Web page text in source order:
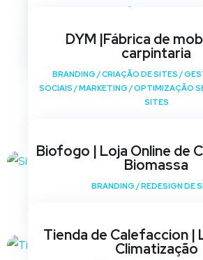
SITES
DYM |Fábrica de
carpintaria
BRANDING /CRIAÇÃO DE SITES /
SOCIAIS /MARKETING /OPTIMIZAÇÃO
SITES
Biofogo | Loja Online de
Biomassa
BRANDING /REDESIGN DE
Tienda de Calefaccion |
Climatização